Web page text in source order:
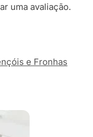
uma avaliação.
e Fronhas